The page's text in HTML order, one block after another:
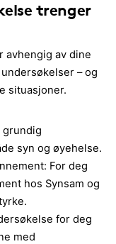
trenger
avhengig av dine
– og
situasjoner.
grundig
syn og øyehelse.
For deg
hos Synsam og
for deg
med